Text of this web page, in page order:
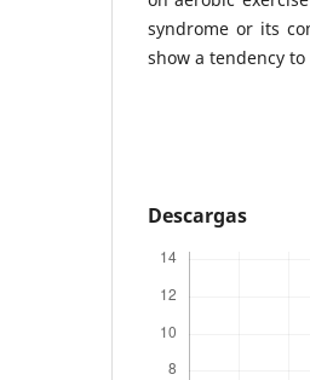
syndrome or its
show a tendency
Descargas